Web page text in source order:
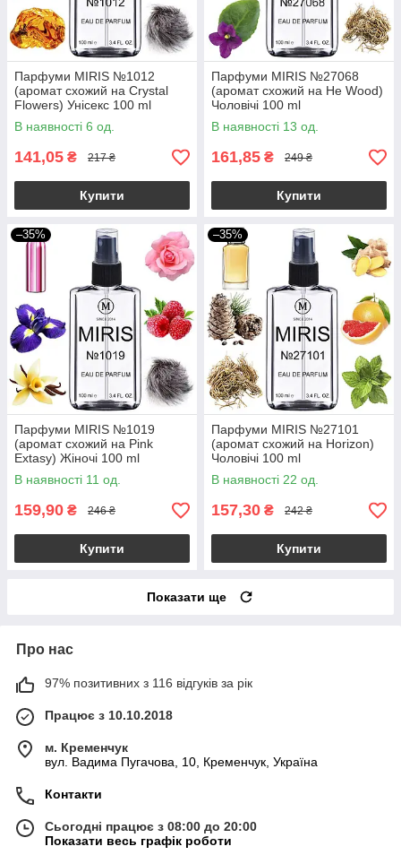
Парфуми MIRIS №1012
(аромат схожий на Crystal
Flowers) Унісекс 100 ml
В наявності 6 од.
141,05 ₴ 217 ₴
Купити
Парфуми MIRIS №27068
(аромат схожий на He Wood)
Чоловічі 100 ml
В наявності 13 од.
161,85 ₴ 249 ₴
Купити
–35%
Парфуми MIRIS №1019
(аромат схожий на Pink
Extasy) Жіночі 100 ml
В наявності 11 од.
159,90 ₴ 246 ₴
Купити
–35%
Парфуми MIRIS №27101
(аромат схожий на Horizon)
Чоловічі 100 ml
В наявності 22 од.
157,30 ₴ 242 ₴
Купити
Показати ще
Про нас
97% позитивних з 116 відгуків за рік
Працює з 10.10.2018
м. Кременчук
вул. Вадима Пугачова, 10, Кременчук, Україна
Контакти
Сьогодні працює з 08:00 до 20:00
Показати весь графік роботи